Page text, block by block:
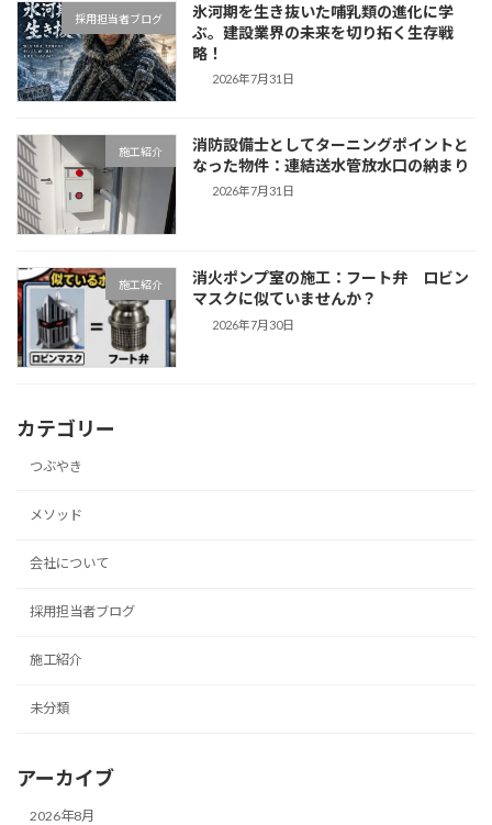
採用担当者ブログ
氷河期を生き抜いた哺乳類の進化に学
ぶ。建設業界の未来を切り拓く生存戦
略！
2026年7月31日
施工紹介
消防設備士としてターニングポイントと
なった物件：連結送水管放水口の納まり
2026年7月31日
施工紹介
消火ポンプ室の施工：フート弁 ロビン
マスクに似ていませんか？
2026年7月30日
カテゴリー
つぶやき
メソッド
会社について
採用担当者ブログ
施工紹介
未分類
アーカイブ
2026年8月